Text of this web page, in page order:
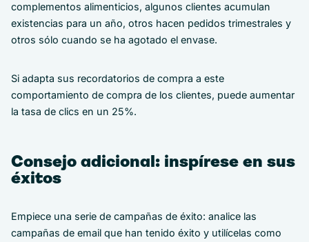
complementos alimenticios, algunos clientes acumulan
existencias para un año, otros hacen pedidos trimestrales y
otros sólo cuando se ha agotado el envase.
Si adapta sus recordatorios de compra a este
comportamiento de compra de los clientes, puede aumentar
la tasa de clics en un 25%.
Consejo adicional: inspírese en sus
éxitos
Empiece una serie de campañas de éxito: analice las
campañas de email que han tenido éxito y utilícelas como